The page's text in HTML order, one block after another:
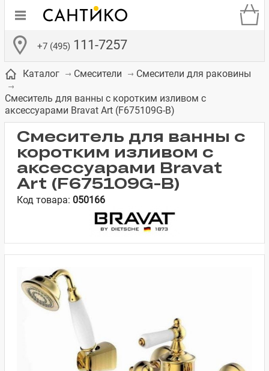
+7 (495) 111-7257
Бачки для
унитазов
Сиденья для
унитазов
Смесители для
встраиваемых
систем
Зеркало-шкаф
Полки в ванную
комнату
Комоды в
ванную комнату
Каталог Смесители Смесители для раковины
Смеситель для ванны с коротким изливом с
аксессуарами Bravat Art (F675109G-B)
Смеситель для ванны с
коротким изливом с
аксессуарами Bravat
Art (F675109G-B)
Код товара: 050166